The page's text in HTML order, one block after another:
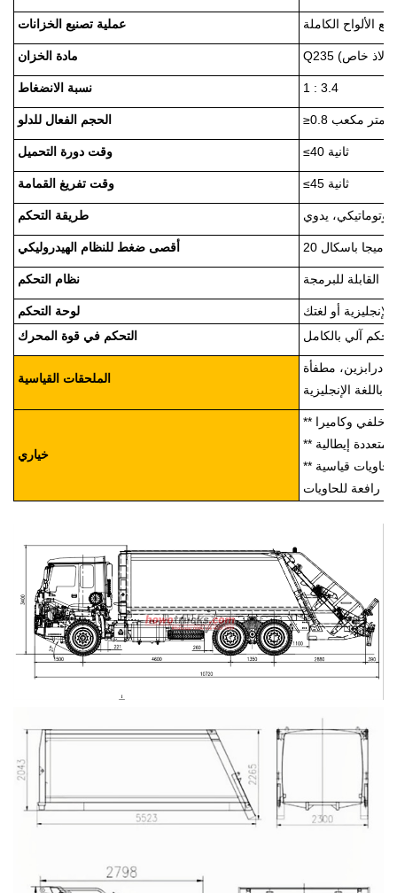
عملية تصنيع الخزانات الألواح الكاملة
مادة الخزان
نسبة الانضغاط 1 : 3.4
الحجم الفعال للدلو ≥0.8 متر مكعب
وقت دورة التحميل ≤40 ثانية
وقت تفريغ القمامة ≤45 ثانية
طريقة التحكم أوتوماتيكي، يدوي
أقصى ضغط للنظام الهيدروليكي 20 ميجا باسكال
نظام التحكم
لوحة التحكم
الإنجليزية أو لغتك
التحكم في قوة المحرك
تحكم آلي بالكامل
الملحقات القياسية
درابزين، مطفأة
خياري
** يمكن اختيار حاويات سعة 240 لترًا (حاوية واحدة أو حاويتين) أو حاويات قياسية